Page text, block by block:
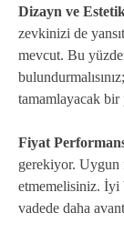
Dizayn ve
zevkinizi de
mevcut. Bu
tamamlayacak bir
Fiyat
gerekiyor. Uygun
etmemelisiniz. İyi
vadede daha